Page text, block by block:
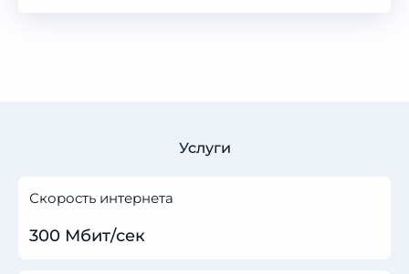
Услуги
Скорость интернета
300 Мбит/сек